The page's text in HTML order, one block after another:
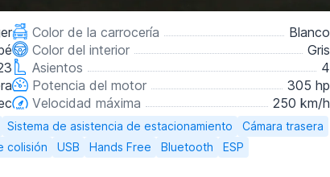
Color de la carrocería
Blanco
Color del interior
Gris
Asientos
4
Potencia del motor
305 hp
Velocidad máxima
250 km/h
Sistema de asistencia de estacionamiento
Cámara trasera
colisión USB Hands Free Bluetooth
ESP